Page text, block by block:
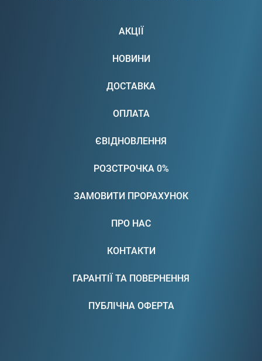
АКЦІЇ
НОВИНИ
ДОСТАВКА
ОПЛАТА
ЄВІДНОВЛЕННЯ
РОЗСТРОЧКА 0%
ЗАМОВИТИ ПРОРАХУНОК
ПРО НАС
КОНТАКТИ
ГАРАНТІЇ ТА ПОВЕРНЕННЯ
ПУБЛІЧНА ОФЕРТА